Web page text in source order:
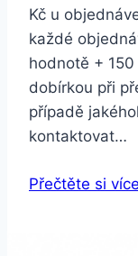
Kč u
každé
hodnotě +
dobírkou při
případě
kontaktovat…
Přečtěte si více